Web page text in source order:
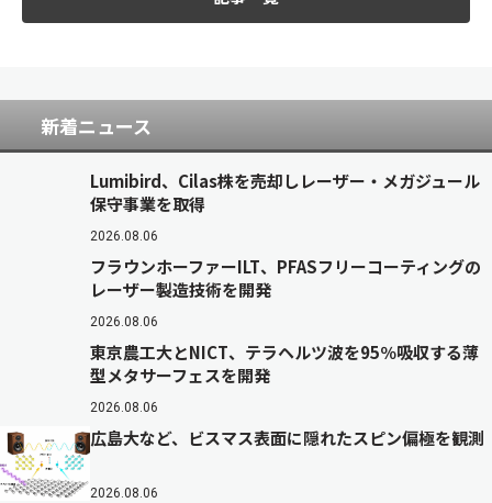
新着ニュース
Lumibird、Cilas株を売却しレーザー・メガジュール
保守事業を取得
2026.08.06
フラウンホーファーILT、PFASフリーコーティングの
レーザー製造技術を開発
2026.08.06
東京農工大とNICT、テラヘルツ波を95％吸収する薄
型メタサーフェスを開発
2026.08.06
広島大など、ビスマス表面に隠れたスピン偏極を観測
2026.08.06